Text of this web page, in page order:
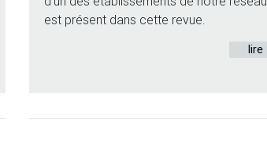
est présent dans cette revue.
lire